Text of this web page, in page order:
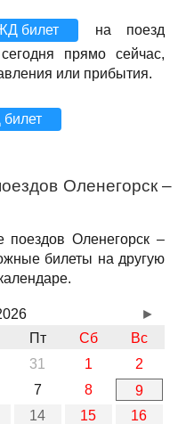
билет
на поезд
прямо сейчас,
или прибытия.
Оленегорск –
поездов Оленегорск –
билеты на другую
Пт Сб
Вс
31 1
2
7 8
9
14 15
16
►